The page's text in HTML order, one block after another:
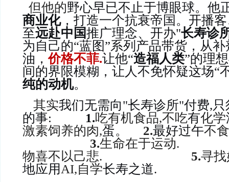
但他的野心早已不止于博眼球。他
商业化，打造一个抗衰帝国。开播
至远赴中国推广理念、开办"长寿诊
为自己的“蓝图”系列产品带货，从
油，价格不菲.让他“造福人类”的理
间的界限模糊，让人不免怀疑这场“
纯的动机。
其实我们无需向"长寿诊所"付费,
的事: 1.吃有机食品,不吃有化学
激素饲养的肉,蛋。 2.最好过午不
3.生命在于
物喜不以己悲. 5.寻
地应用 AI,自学长寿之道.